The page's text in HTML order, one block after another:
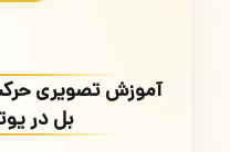
آموزش تصویری
بل در